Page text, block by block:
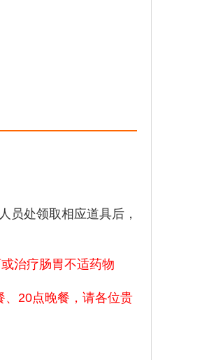
员处领取相应道具后，
治疗肠胃不适药物
、20点晚餐，请各位贵